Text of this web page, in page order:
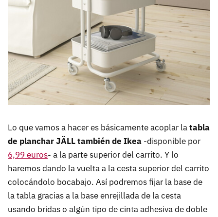
Lo que vamos a hacer es básicamente acoplar latabla
de planchar JÄLL también de Ikea -disponible por
6,99 euros- a la parte superior del carrito. Y lo
haremos dando la vuelta a la cesta superior del carrito
colocándolo bocabajo. Así podremos fijar la base de
la tabla gracias a la base enrejillada de la cesta
usando bridas o algún tipo de cinta adhesiva de doble